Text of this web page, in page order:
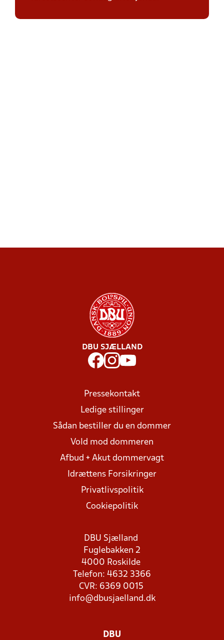
DBU SJÆLLAND
Pressekontakt
Ledige stillinger
Sådan bestiller du en dommer
Vold mod dommeren
Afbud + Akut dommervagt
Idrættens Forsikringer
Privatlivspolitik
Cookiepolitik
DBU Sjælland
Fuglebakken 2
4000 Roskilde
Telefon: 4632 3366
CVR: 6369 0015
info@dbusjaelland.dk
DBU